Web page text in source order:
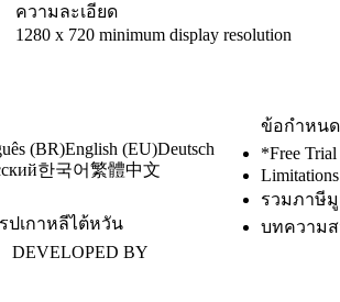
ความละเอียด
1280 x 720 minimum display resolution
(BR)English (EU)Deutsch
한국어繁體中文
ปเกาหลีไต้หวัน
ข้อกำหน
*Free
รวมภาษีมู
บทความ
DEVELOPED BY